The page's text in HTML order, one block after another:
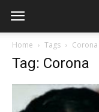
Home Tags Corona
Tag: Corona